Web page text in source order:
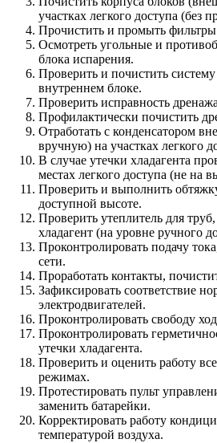
участках легкого доступа (без
Прочистить и промыть фильтры
Осмотреть угольные и
блока испарения.
Проверить и почистить
внутреннем блоке.
Проверить исправность
Профилактически почистить
Отработать с конденсатором
вручную) на участках легкого
В случае утечки хладагента
местах легкого доступа (не на
Проверить и выполнить
доступной высоте.
Проверить утеплитель для
хладагент (на уровне ручного
Проконтролировать подачу
сети.
Проработать контакты,
Зафиксировать соответствие
электродвигателей.
Проконтролировать свободу
Проконтролировать
утечки хладагента.
Проверить и оценить работу
режимах.
Протестировать пульт
заменить батарейки.
Корректировать работу
температурой воздуха.